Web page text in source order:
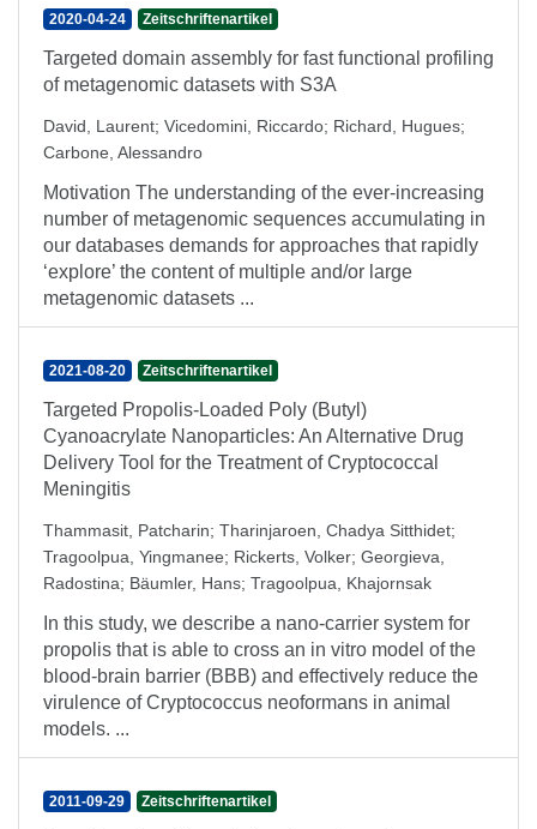
2020-04-24 Zeitschriftenartikel
Targeted domain assembly for fast functional profiling
of metagenomic datasets with S3A
David, Laurent; Vicedomini, Riccardo; Richard, Hugues;
Carbone, Alessandro
Motivation The understanding of the ever-increasing
number of metagenomic sequences accumulating in
our databases demands for approaches that rapidly
‘explore’ the content of multiple and/or large
metagenomic datasets ...
2021-08-20 Zeitschriftenartikel
Targeted Propolis-Loaded Poly (Butyl)
Cyanoacrylate Nanoparticles: An Alternative Drug
Delivery Tool for the Treatment of Cryptococcal
Meningitis
Thammasit, Patcharin; Tharinjaroen, Chadya Sitthidet;
Tragoolpua, Yingmanee; Rickerts, Volker; Georgieva,
Radostina; Bäumler, Hans; Tragoolpua, Khajornsak
In this study, we describe a nano-carrier system for
propolis that is able to cross an in vitro model of the
blood-brain barrier (BBB) and effectively reduce the
virulence of Cryptococcus neoformans in animal
models. ...
2011-09-29 Zeitschriftenartikel